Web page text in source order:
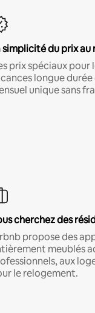
simplicité du prix au
prix spéciaux pour
longue
unique sans
cherchez des
propose des
meublés
aux
le relogement.